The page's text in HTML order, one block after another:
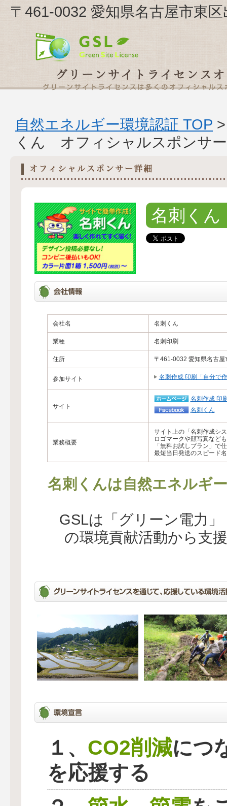
〒461-0032 愛知県名古屋市東
自然エネルギー環境認証 TOP
くん オフィシャルスポンサ
名刺くん
会社名 名刺くん
業種 名刺印刷
住所 〒461-0032 愛知県名古屋
参加サイト 名刺作成 印刷「自分で
サイト
名刺作成 印
名刺くん
業務概要
サイト上の「名刺作成シ
ロゴマークや顔写真など
「無料お試しプラン」で
最短当日発送のスピード
名刺くんは自然エネルギ
GSLは「グリーン電力
の環境貢献活動から支
１、 CO2削減につ
を応援する